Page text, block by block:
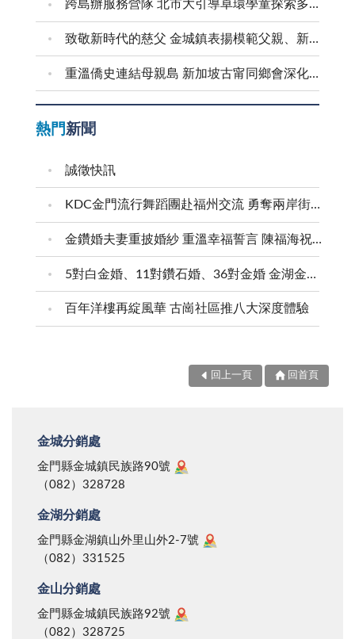
跨島辦服務營隊 北市大引導卓環學童探索多元能力
致敬新時代的慈父 金城鎮表揚模範父親、新好爸爸
重溫僑史連結母親島 新加坡古甯同鄉會深化金門交流
熱門新聞
誠徵快訊
KDC金門流行舞蹈團赴福州交流 勇奪兩岸街舞賽三等獎
金鑽婚夫妻重披婚紗 重溫幸福誓言 陳福海祝福牽手半世紀 情深相守成典範
5對白金婚、11對鑽石婚、36對金婚 金湖金沙夫妻共享榮耀時刻 陳福海表揚金鑽婚夫妻 向半世紀相守家庭典範致敬
百年洋樓再綻風華 古崗社區推八大深度體驗
回上一頁 回首頁
金城分銷處
金門縣金城鎮民族路90號
（082）328728
金湖分銷處
金門縣金湖鎮山外里山外2-7號
（082）331525
金山分銷處
金門縣金城鎮民族路92號
（082）328725